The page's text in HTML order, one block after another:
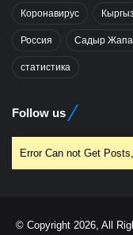
Коронавирус
Россия Садыр
статистика
Follow us
Error Can not Get
© Copyright 2026, All